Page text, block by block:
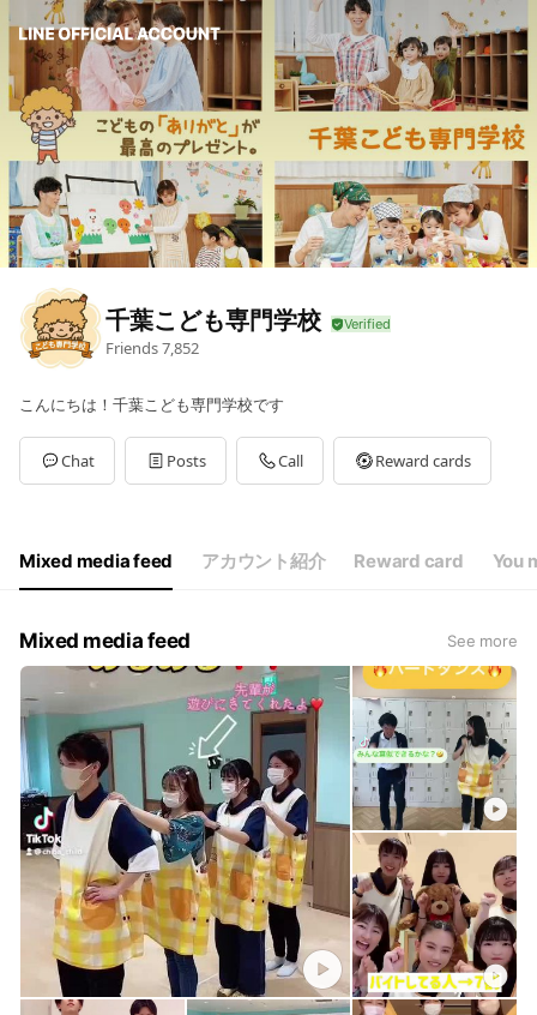
千葉こども専門学校
Friends7,852
こんにちは！千葉こども専門学校です
Chat Posts Call Reward cards
Mixed media feed アカウント紹介 Reward card You
Mixed media feed See more